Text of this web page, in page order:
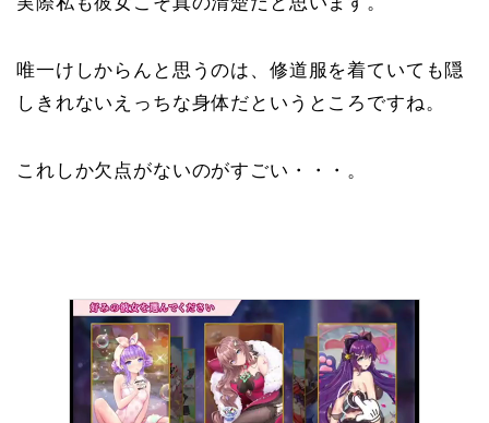
唯一けしからんと思うのは、修道服を着ていても隠
しきれないえっちな身体だというところですね。
これしか欠点がないのがすごい・・・。